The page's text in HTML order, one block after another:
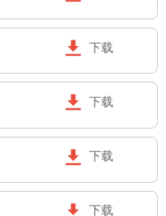
 下载
 下载
 下载
 下载